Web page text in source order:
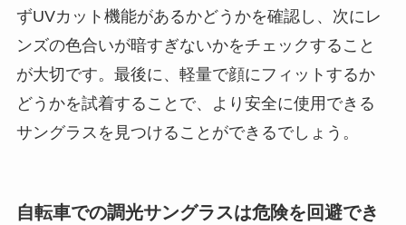
ずUVカット機能があるかどうかを確認し、次にレ
ンズの色合いが暗すぎないかをチェックすること
が大切です。最後に、軽量で顔にフィットするか
どうかを試着することで、より安全に使用できる
サングラスを見つけることができるでしょう。
自転車での調光サングラスは危険を回避でき